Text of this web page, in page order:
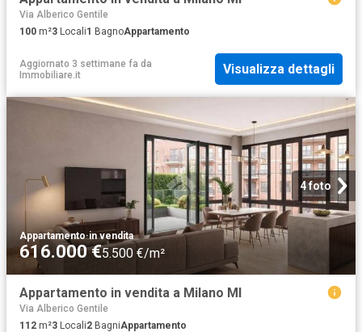
Via Alberico Gentile
100 m²3 Locali1 BagnoAppartamento
Aggiornato 3 settimane fa da
Immobiliare.it
Visualizza dettagli
4 foto
Appartamento·in vendita
616.000 €5.500 €/m²
Appartamento in vendita a Milano MI
Via Alberico Gentile
112 m²3 Locali2 BagniAppartamento